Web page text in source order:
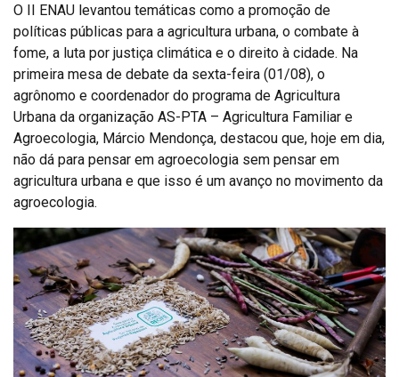
O II ENAU levantou temáticas como a promoção de
políticas públicas para a agricultura urbana, o combate à
fome, a luta por justiça climática e o direito à cidade. Na
primeira mesa de debate da sexta-feira (01/08), o
agrônomo e coordenador do programa de Agricultura
Urbana da organização AS-PTA – Agricultura Familiar e
Agroecologia, Márcio Mendonça, destacou que, hoje em dia,
não dá para pensar em agroecologia sem pensar em
agricultura urbana e que isso é um avanço no movimento da
agroecologia.